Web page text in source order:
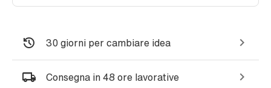
30 giorni per cambiare idea
Consegna in 48 ore lavorative